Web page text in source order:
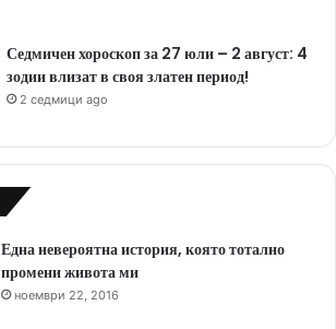
Седмичен хороскоп за 27 юли – 2 август: 4
зодии влизат в своя златен период!
2 седмици ago
Една невероятна история, която тотално
промени живота ми
ноември 22, 2016